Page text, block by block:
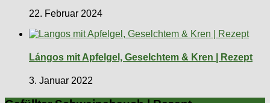
22. Februar 2024
Lángos mit Apfelgel, Geselchtem & Kren | Rezept
3. Januar 2022